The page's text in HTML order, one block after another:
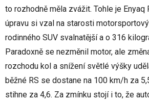
to rozhodně měla zvážit. Tohle je Enyaq
úpravu si vzal na starosti
rodinného SUV svalnatější a o 316
Paradoxně se nezměnil motor, ale
rozchodu kol a snížení světlé výšky
běžné RS se dostane na 100 km/h za
stihne za 4,6. Za zmínku stojí i to, že